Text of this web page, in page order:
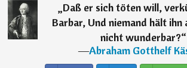
„Daß er sich töten will,
Barbar, Und niemand hält ihn
nicht wunderbar?“
―Abraham Gotthelf